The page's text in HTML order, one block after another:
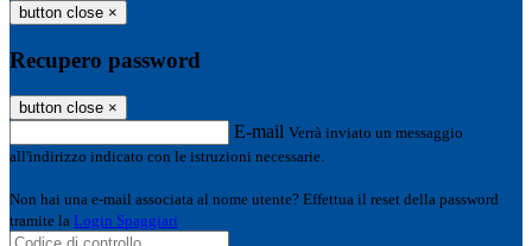
button close ×
Recupero password
button close ×
E-mail Verrà inviato un messaggio
all'indirizzo indicato con le istruzioni necessarie.
Non hai una e-mail associata al nome utente? Effettua il reset della password
tramite la Login Spaggiari